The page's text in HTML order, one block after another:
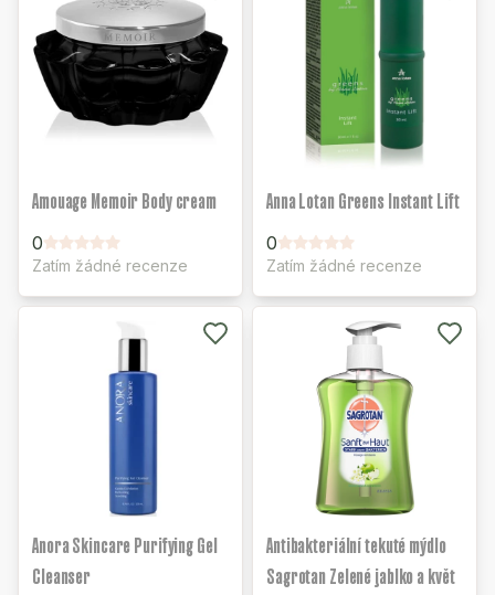
Amouage Memoir Body cream
0
Zatím žádné recenze
Anna Lotan Greens Instant Lift
0
Zatím žádné recenze
Anora Skincare Purifying Gel
Cleanser
Antibakteriální tekuté mýdlo
Sagrotan Zelené jablko a květ